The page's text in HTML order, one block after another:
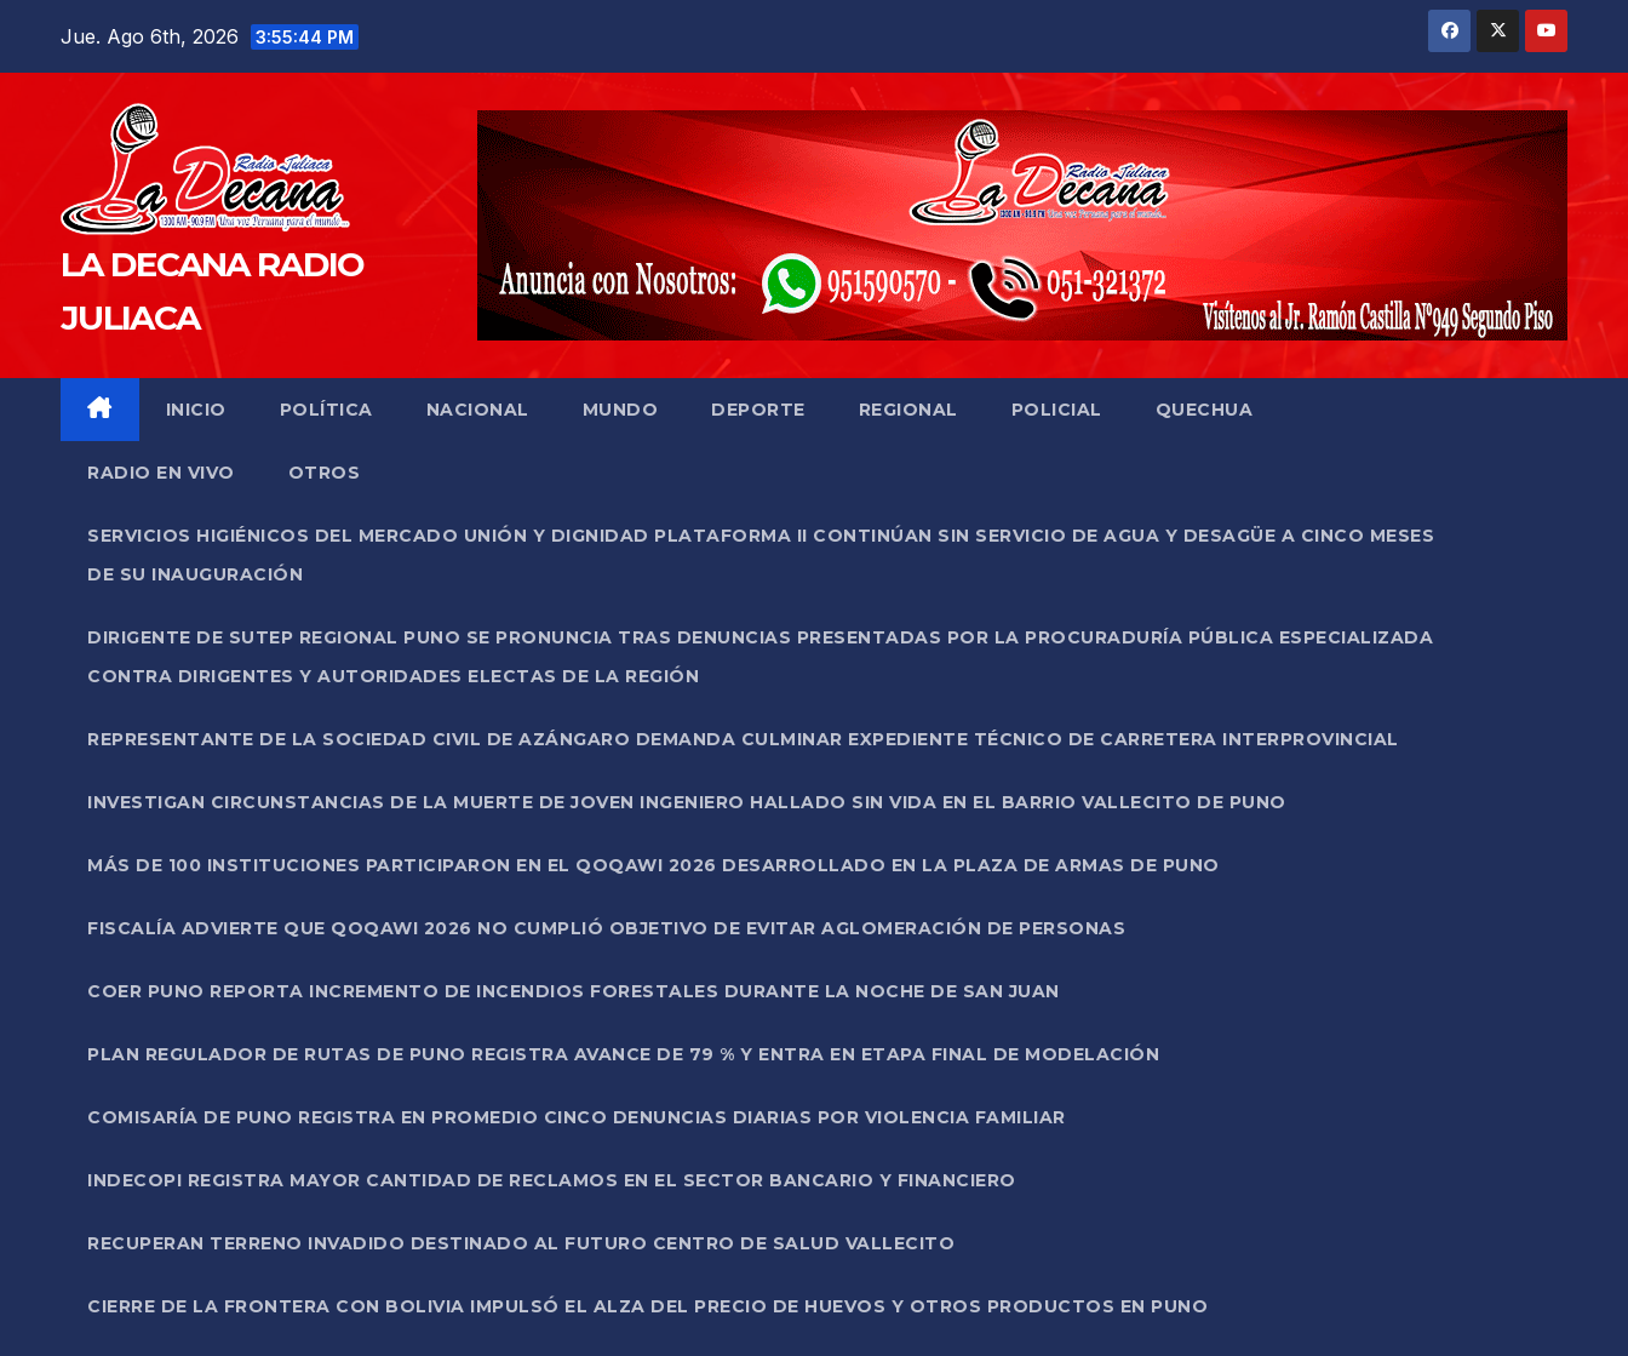
Jue. Ago 6th, 2026 3:55:45 PM
LA DECANA RADIO
JULIACA
INICIO POLÍTICA NACIONAL MUNDO DEPORTE REGIONAL POLICIAL QUECHUA
RADIO EN VIVO OTROS
SERVICIOS HIGIÉNICOS DEL MERCADO UNIÓN Y DIGNIDAD PLATAFORMA II CONTINÚAN SIN SERVICIO DE AGUA Y DESAGÜE A CINCO MESES
DE SU INAUGURACIÓN
DIRIGENTE DE SUTEP REGIONAL PUNO SE PRONUNCIA TRAS DENUNCIAS PRESENTADAS POR LA PROCURADURÍA PÚBLICA ESPECIALIZADA
CONTRA DIRIGENTES Y AUTORIDADES ELECTAS DE LA REGIÓN
REPRESENTANTE DE LA SOCIEDAD CIVIL DE AZÁNGARO DEMANDA CULMINAR EXPEDIENTE TÉCNICO DE CARRETERA INTERPROVINCIAL
INVESTIGAN CIRCUNSTANCIAS DE LA MUERTE DE JOVEN INGENIERO HALLADO SIN VIDA EN EL BARRIO VALLECITO DE PUNO
MÁS DE 100 INSTITUCIONES PARTICIPARON EN EL QOQAWI 2026 DESARROLLADO EN LA PLAZA DE ARMAS DE PUNO
FISCALÍA ADVIERTE QUE QOQAWI 2026 NO CUMPLIÓ OBJETIVO DE EVITAR AGLOMERACIÓN DE PERSONAS
COER PUNO REPORTA INCREMENTO DE INCENDIOS FORESTALES DURANTE LA NOCHE DE SAN JUAN
PLAN REGULADOR DE RUTAS DE PUNO REGISTRA AVANCE DE 79 % Y ENTRA EN ETAPA FINAL DE MODELACIÓN
COMISARÍA DE PUNO REGISTRA EN PROMEDIO CINCO DENUNCIAS DIARIAS POR VIOLENCIA FAMILIAR
INDECOPI REGISTRA MAYOR CANTIDAD DE RECLAMOS EN EL SECTOR BANCARIO Y FINANCIERO
RECUPERAN TERRENO INVADIDO DESTINADO AL FUTURO CENTRO DE SALUD VALLECITO
CIERRE DE LA FRONTERA CON BOLIVIA IMPULSÓ EL ALZA DEL PRECIO DE HUEVOS Y OTROS PRODUCTOS EN PUNO